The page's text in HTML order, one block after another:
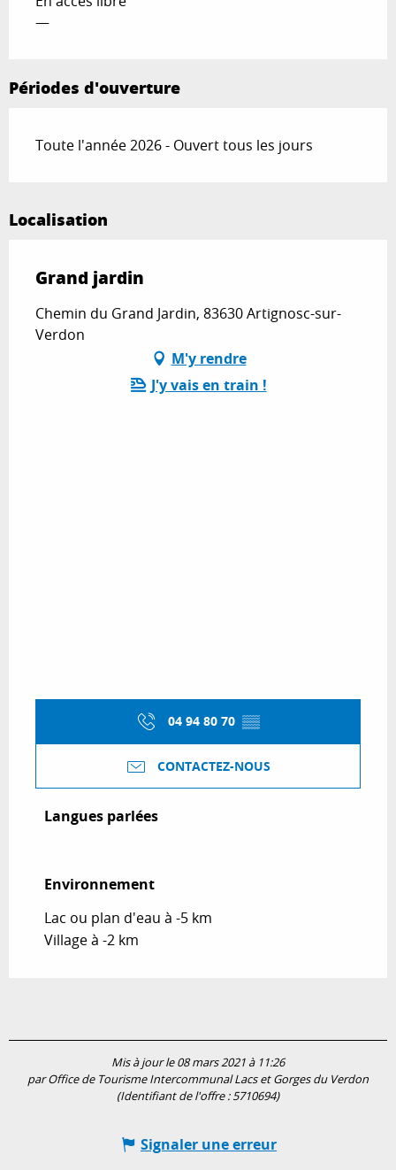
—
Périodes d'ouverture
Toute l'année 2026 - Ouvert tous les jours
Localisation
Grand jardin
Chemin du Grand Jardin, 83630 Artignosc-sur-
Verdon
M'y rendre
J'y vais en train !
04 94 80 70 ▒▒
CONTACTEZ-NOUS
Langues parlées
Langues parlées
Environnement
Environnement
Lac ou plan d'eau à -5 km
Village à -2 km
Mis à jour le 08 mars 2021 à 11:26
par Office de Tourisme Intercommunal Lacs et Gorges du Verdon
(Identifiant de l'offre :5710694)
Signaler une erreur